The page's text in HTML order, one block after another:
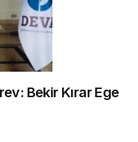
Bekir Kırar Ege